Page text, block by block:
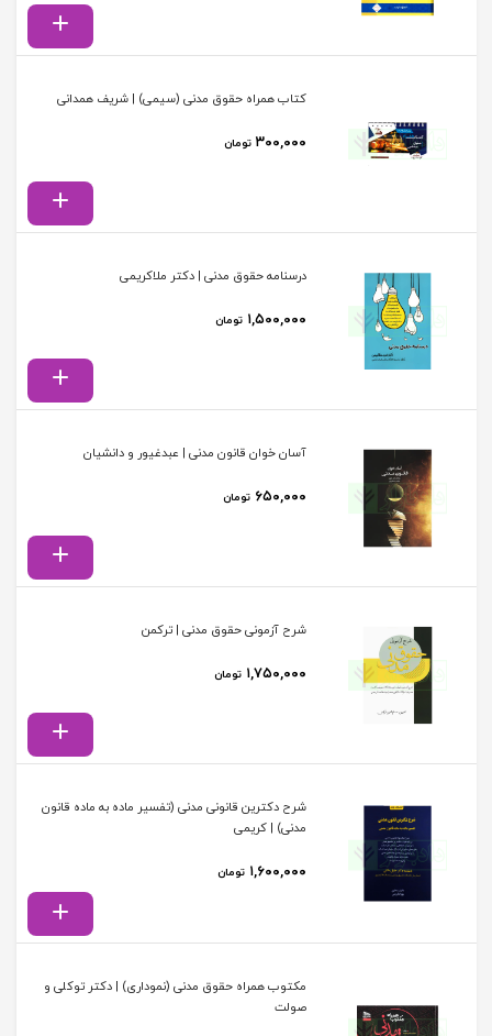
کتاب همراه حقوق مدنی (سیمی) | شریف همدانی
۳۰۰,۰۰۰ تومان
درسنامه حقوق مدنی | دکتر ملاکریمی
۱,۵۰۰,۰۰۰ تومان
آسان خوان قانون مدنی | عبدغیور و دانشیان
۶۵۰,۰۰۰ تومان
شرح آزمونی حقوق مدنی | ترکمن
۱,۷۵۰,۰۰۰ تومان
شرح دکترین قانونی مدنی (تفسیر ماده به ماده قانون
مدنی) | کریمی
۱,۶۰۰,۰۰۰ تومان
مکتوب همراه حقوق مدنی (نموداری) | دکتر توکلی و
صولت